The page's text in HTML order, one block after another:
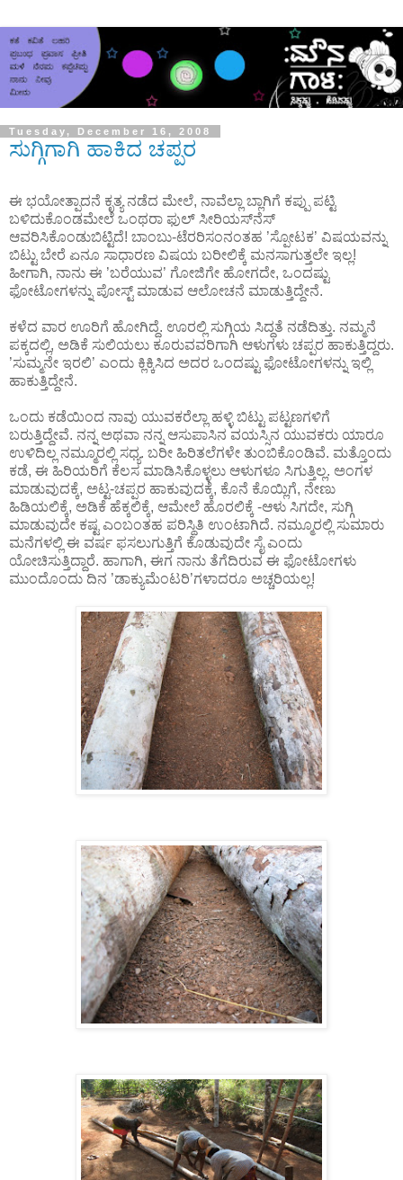
Tuesday, December 16, 2008
ಸುಗ್ಗಿಗಾಗಿ ಹಾಕಿದ ಚಪ್ಪರ
ಈ ಭಯೋತ್ಪಾದನೆ ಕೃತ್ಯ ನಡೆದ ಮೇಲೆ, ನಾವೆಲ್ಲಾ ಬ್ಲಾಗಿಗೆ ಕಪ್ಪು ಪಟ್ಟಿ
ಬಳಿದುಕೊಂಡಮೇಲೆ ಒಂಥರಾ ಫುಲ್ ಸೀರಿಯಸ್‍ನೆಸ್
ಆವರಿಸಿಕೊಂಡುಬಿಟ್ಟಿದೆ! ಬಾಂಬು-ಟೆರರಿಸಂನಂತಹ ’ಸ್ಪೋಟಕ’ ವಿಷಯವನ್ನು
ಬಿಟ್ಟು ಬೇರೆ ಏನೂ ಸಾಧಾರಣ ವಿಷಯ ಬರೀಲಿಕ್ಕೆ ಮನಸಾಗುತ್ತಲೇ ಇಲ್ಲ!
ಹೀಗಾಗಿ, ನಾನು ಈ ’ಬರೆಯುವ’ ಗೋಜಿಗೇ ಹೋಗದೇ, ಒಂದಷ್ಟು
ಫೋಟೋಗಳನ್ನು ಪೋಸ್ಟ್ ಮಾಡುವ ಆಲೋಚನೆ ಮಾಡುತ್ತಿದ್ದೇನೆ.
ಕಳೆದ ವಾರ ಊರಿಗೆ ಹೋಗಿದ್ದೆ. ಊರಲ್ಲಿ ಸುಗ್ಗಿಯ ಸಿದ್ಧತೆ ನಡೆದಿತ್ತು. ನಮ್ಮನೆ
ಪಕ್ಕದಲ್ಲಿ, ಅಡಿಕೆ ಸುಲಿಯಲು ಕೂರುವವರಿಗಾಗಿ ಆಳುಗಳು ಚಪ್ಪರ ಹಾಕುತ್ತಿದ್ದರು.
’ಸುಮ್ಮನೇ ಇರಲಿ’ ಎಂದು ಕ್ಲಿಕ್ಕಿಸಿದ ಅದರ ಒಂದಷ್ಟು ಫೋಟೋಗಳನ್ನು ಇಲ್ಲಿ
ಹಾಕುತ್ತಿದ್ದೇನೆ.
ಒಂದು ಕಡೆಯಿಂದ ನಾವು ಯುವಕರೆಲ್ಲಾ ಹಳ್ಳಿ ಬಿಟ್ಟು ಪಟ್ಟಣಗಳಿಗೆ
ಬರುತ್ತಿದ್ದೇವೆ. ನನ್ನ ಅಥವಾ ನನ್ನ ಆಸುಪಾಸಿನ ವಯಸ್ಸಿನ ಯುವಕರು ಯಾರೂ
ಉಳಿದಿಲ್ಲ ನಮ್ಮೂರಲ್ಲಿ ಸಧ್ಯ. ಬರೀ ಹಿರಿತಲೆಗಳೇ ತುಂಬಿಕೊಂಡಿವೆ. ಮತ್ತೊಂದು
ಕಡೆ, ಈ ಹಿರಿಯರಿಗೆ ಕೆಲಸ ಮಾಡಿಸಿಕೊಳ್ಳಲು ಆಳುಗಳೂ ಸಿಗುತ್ತಿಲ್ಲ. ಅಂಗಳ
ಮಾಡುವುದಕ್ಕೆ, ಅಟ್ಟ-ಚಪ್ಪರ ಹಾಕುವುದಕ್ಕೆ, ಕೊನೆ ಕೊಯ್ಲಿಗೆ, ನೇಣು
ಹಿಡಿಯಲಿಕ್ಕೆ, ಅಡಿಕೆ ಹೆಕ್ಕಲಿಕ್ಕೆ, ಆಮೇಲೆ ಹೊರಲಿಕ್ಕೆ -ಆಳು ಸಿಗದೇ, ಸುಗ್ಗಿ
ಮಾಡುವುದೇ ಕಷ್ಟ ಎಂಬಂತಹ ಪರಿಸ್ಥಿತಿ ಉಂಟಾಗಿದೆ. ನಮ್ಮೂರಲ್ಲಿ ಸುಮಾರು
ಮನೆಗಳಲ್ಲಿ ಈ ವರ್ಷ ಫಸಲುಗುತ್ತಿಗೆ ಕೊಡುವುದೇ ಸೈ ಎಂದು
ಯೋಚಿಸುತ್ತಿದ್ದಾರೆ. ಹಾಗಾಗಿ, ಈಗ ನಾನು ತೆಗೆದಿರುವ ಈ ಫೋಟೋಗಳು
ಮುಂದೊಂದು ದಿನ ’ಡಾಕ್ಯುಮೆಂಟರಿ’ಗಳಾದರೂ ಅಚ್ಚರಿಯಲ್ಲ!